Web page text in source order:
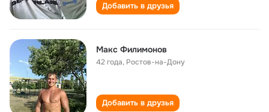
Добавить в друзья
Макс Филимонов
42 года, Ростов-на-Дону
Добавить в друзья